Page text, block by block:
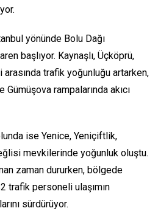
yönünde Bolu Dağı
başlıyor. Kaynaşlı, Üçköprü,
trafik yoğunluğu artarken,
rampalarında akıcı
ise Yenice, Yeniçiftlik,
mevkilerinde yoğunluk oluştu.
zaman dururken, bölgede
trafik personeli ulaşımın
sürdürüyor.